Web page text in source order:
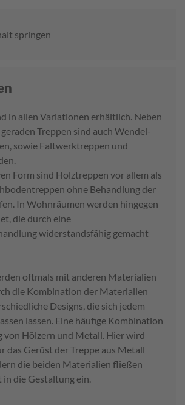
springen
in allen Variationen erhältlich. Neben
Treppen sind auch Wendel-
sowie Faltwerktreppen und
Form sind Holztreppen vor allem als
ohne Behandlung der
In Wohnräumen werden hingegen
die durch eine
widerstandsfähig gemacht
oftmals mit anderen Materialien
die Kombination der Materialien
Designs, die sich jedem
lassen. Eine häufige Kombination
von Hölzern und Metall. Hier wird
das Gerüst der Treppe aus Metall
die beiden Materialien fließen
die Gestaltung ein.